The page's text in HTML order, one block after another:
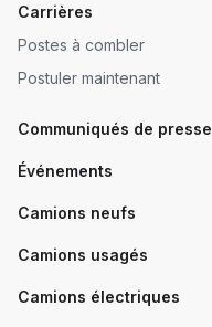
Carrières
Postes à combler
Postuler maintenant
Communiqués de presse
Événements
Camions neufs
Camions usagés
Camions électriques